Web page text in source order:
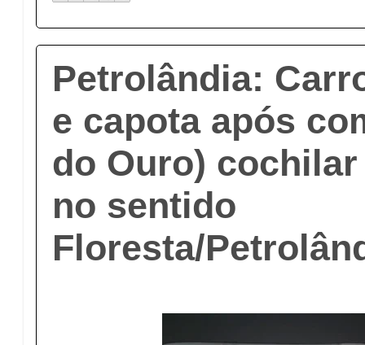
Petrolândia:
e capota após
do Ouro) cochilar
no sentido
Floresta/